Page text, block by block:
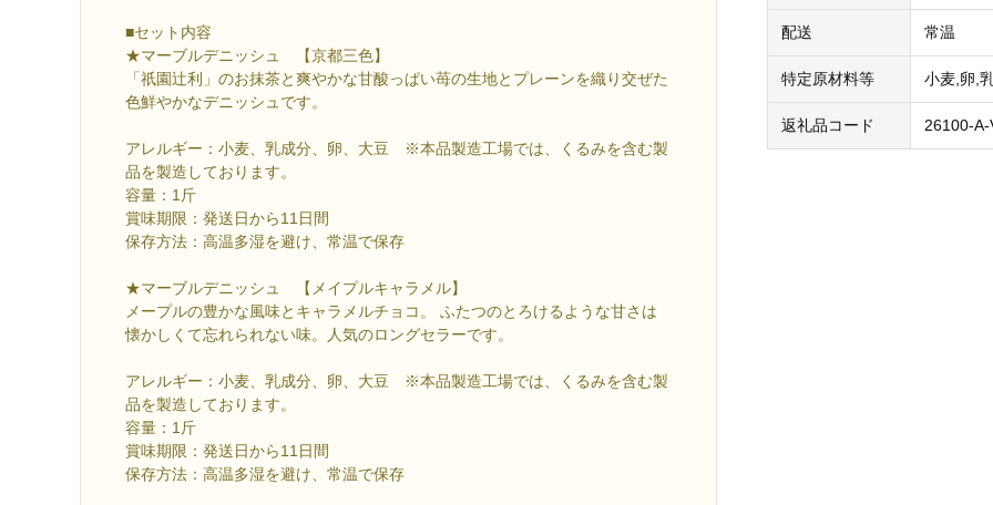
■セット内容
★マーブルデニッシュ 【京都三色】
「祇園辻利」のお抹茶と爽やかな甘酸っぱい苺の生地とプレーンを織り交ぜた
色鮮やかなデニッシュです。
アレルギー：小麦、乳成分、卵、大豆 ※本品製造工場では、くるみを含む製
品を製造しております。
容量：1斤
賞味期限：発送日から11日間
保存方法：高温多湿を避け、常温で保存
★マーブルデニッシュ 【メイプルキャラメル】
メープルの豊かな風味とキャラメルチョコ。 ふたつのとろけるような甘さは
懐かしくて忘れられない味。人気のロングセラーです。
アレルギー：小麦、乳成分、卵、大豆 ※本品製造工場では、くるみを含む製
品を製造しております。
容量：1斤
賞味期限：発送日から11日間
保存方法：高温多湿を避け、常温で保存
配送 常温
特定原材料等 小麦,卵,
返礼品コード 26100-A-